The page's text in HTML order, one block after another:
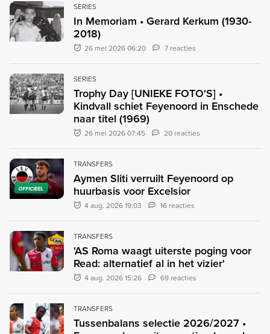
SERIES
In Memoriam • Gerard Kerkum (1930-
2018)
26 mei 2026 06:20 7 reacties
SERIES
Trophy Day [UNIEKE FOTO'S] •
Kindvall schiet Feyenoord in Enschede
naar titel (1969)
26 mei 2026 07:45 20 reacties
OFFICIEEL
TRANSFERS
Aymen Sliti verruilt Feyenoord op
huurbasis voor Excelsior
4 aug. 2026 19:03 16 reacties
TRANSFERS
'AS Roma waagt uiterste poging voor
Read: alternatief al in het vizier'
4 aug. 2026 15:26 69 reacties
TRANSFERS
Tussenbalans selectie 2026/2027 •